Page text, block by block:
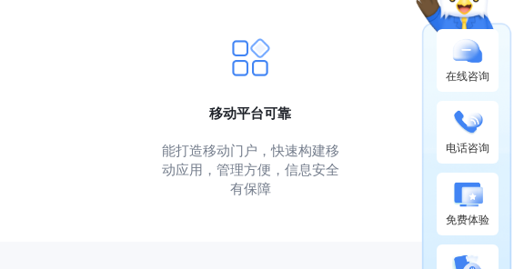
移动平台可靠
能打造移动门户，快速构建移
动应用，管理方便，信息安全
有保障
在线咨询
电话咨询
免费体验